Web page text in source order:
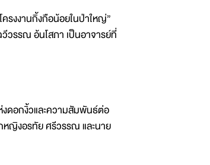
ครงงานกิ้งกือน้อยในป่าใหญ่”
รรณ อ้นโสภา เป็นอาจารย์ที่
งดอกงิ้วและความสัมพันธ์ต่อ
หญิงอรทัย ศรีวรรณ และนาย